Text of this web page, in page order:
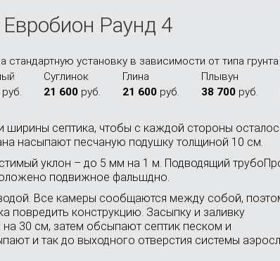
Раунд 4
стандартную установку в зависимости от типа грунта
Сугли­нок Глина
Плы­вун
руб. 21 600 руб. 21 600 руб. 38 700 руб.
септика, чтобы с каждой стороны
насыпают песчаную подушку толщиной 10 см.
уклон – до 5 мм на 1 м. Подводящий
подвижное фальшдно.
Все камеры сообщаются между собой,
повредить конструкцию. Засыпку и заливку
30 см, затем обсыпают септик песком и
и так до выходного отверстия системы